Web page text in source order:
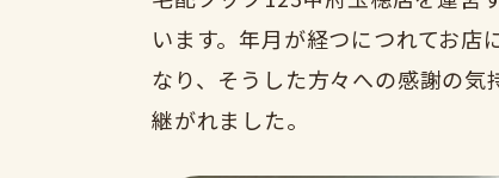
います。年月が経つにつれてお
なり、そうした方々への感謝の
継がれました。